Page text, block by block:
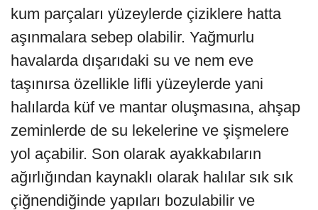
kum parçaları yüzeylerde çiziklere hatta
aşınmalara sebep olabilir. Yağmurlu
havalarda dışarıdaki su ve nem eve
taşınırsa özellikle lifli yüzeylerde yani
halılarda küf ve mantar oluşmasına, ahşap
zeminlerde de su lekelerine ve şişmelere
yol açabilir. Son olarak ayakkabıların
ağırlığından kaynaklı olarak halılar sık sık
çiğnendiğinde yapıları bozulabilir ve